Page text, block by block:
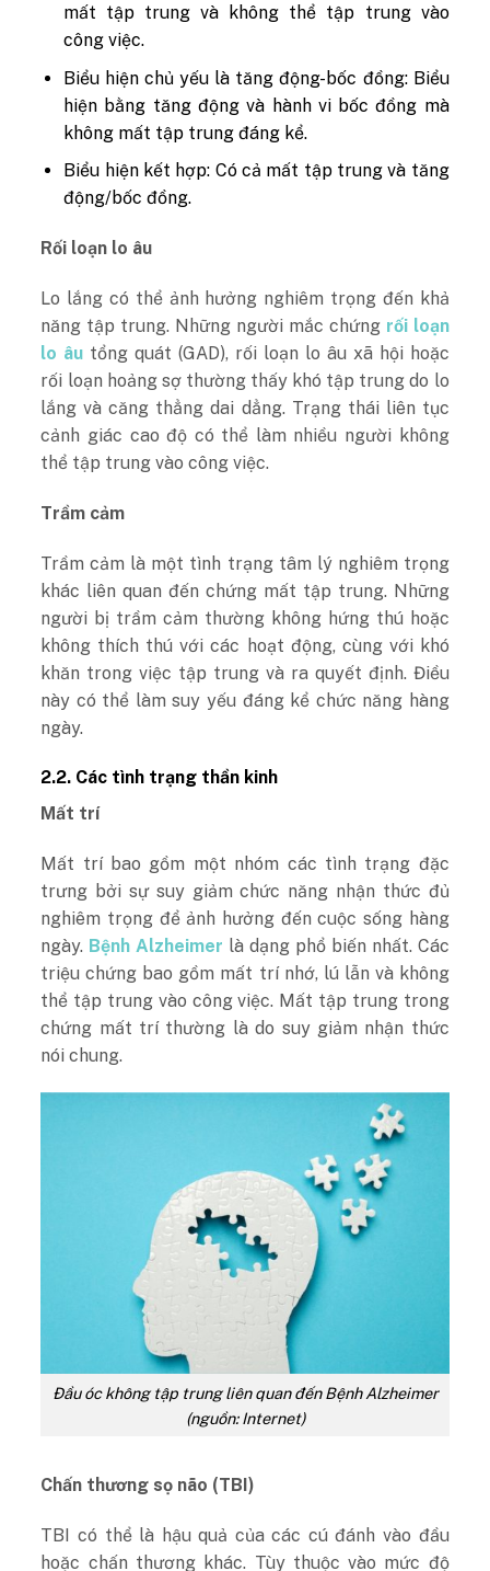
mất tập trung và không thể tập trung vào
công việc.
Biểu hiện chủ yếu là tăng động-bốc đồng: Biểu
hiện bằng tăng động và hành vi bốc đồng mà
không mất tập trung đáng kể.
Biểu hiện kết hợp: Có cả mất tập trung và tăng
động/bốc đồng.
Rối loạn lo âu
Lo lắng có thể ảnh hưởng nghiêm trọng đến khả
năng tập trung. Những người mắc chứng rối loạn
lo âu tổng quát (GAD), rối loạn lo âu xã hội hoặc
rối loạn hoảng sợ thường thấy khó tập trung do lo
lắng và căng thẳng dai dẳng. Trạng thái liên tục
cảnh giác cao độ có thể làm nhiều người không
thể tập trung vào công việc.
Trầm cảm
Trầm cảm là một tình trạng tâm lý nghiêm trọng
khác liên quan đến chứng mất tập trung. Những
người bị trầm cảm thường không hứng thú hoặc
không thích thú với các hoạt động, cùng với khó
khăn trong việc tập trung và ra quyết định. Điều
này có thể làm suy yếu đáng kể chức năng hàng
ngày.
2.2. Các tình trạng thần kinh
Mất trí
Mất trí bao gồm một nhóm các tình trạng đặc
trưng bởi sự suy giảm chức năng nhận thức đủ
nghiêm trọng để ảnh hưởng đến cuộc sống hàng
ngày. Bệnh Alzheimer là dạng phổ biến nhất. Các
triệu chứng bao gồm mất trí nhớ, lú lẫn và không
thể tập trung vào công việc. Mất tập trung trong
chứng mất trí thường là do suy giảm nhận thức
nói chung.
Đầu óc không tập trung liên quan đến Bệnh Alzheimer
(nguồn: Internet)
Chấn thương sọ não (TBI)
TBI có thể là hậu quả của các cú đánh vào đầu
hoặc chấn thương khác. Tùy thuộc vào mức độ